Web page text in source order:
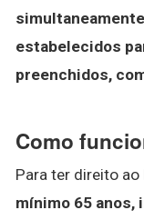
estabelecidos
preenchidos,
Como
Para ter direito ao
mínimo 65 anos,